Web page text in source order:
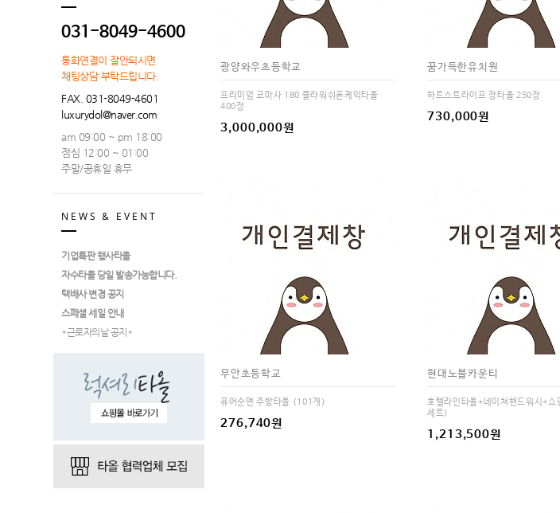
031-8049-4600
통화연결이 잘안되시면
채팅상담 부탁드립니다.
FAX. 031-8049-4601
luxurydol@naver.com
am 09:00 ~ pm 18:00
점심 12:00 ~ 01:00
주말/공휴일 휴무
NEWS & EVENT
기업특판 행사타올
자수타올 당일 발송가능합니다.
택배사 변경 공지
스페셜 세일 안내
*근로자의날 공지*
광양와우초등학교
프리미엄 코마사 180 플라워쉬폰케익타올
400장
3,000,000원
꿈가득한유치원
하트스트라이프 장타올 250장
730,000원
무안초등학교
퓨어순면 주방타올 (101개)
276,740원
현대노블카운티
호텔라인타올+네이쳐핸드워시+
세트)
1,213,500원